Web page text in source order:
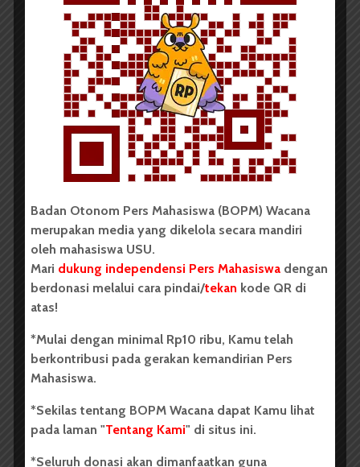
USU,wacana.org/arsip —Fakultas Keperawatan
(FKep) tidak mengirimkan delegasi untuk mengikuti
seleksi mahasiswa berprestasi (mawapres) tingkat
USU 2013 untuk tingkat DIII. Hal ini dibenarkan Dekan
FKep Dedi Ardinata, Senin (15/4). Menurutnya hal ini
disebabkan persiapan yang belum matang baik dari
pihak fakultas maupun mahasiswanya sendiri.
Dedi mengatakan pemberitahuan mengenai adanya
satu penyebabnya. Pemberitahuan yang diterima
sekitar kurang satu bulan dari hari seleksi sehingga
menyulitkan mereka untuk mempersiapkan diri. “Kami
mempersiapkan mawapres itu bukan satu-dua bulan,
tapi selama setahun,” tambahnya.
Ikhsanuddin Ahmad mengungkapkan persiapan
fakultas untuk mempersiapkan mahasiswa jenjang DIII
untuk mengikuti seleksi mawapres kurang. Mengingat
mawapres adalah mahasiswa S-1. Apalagi mahasiswa
DIII FKep yang akan diikutsertakan mengikuti seleksi
mawapres adalah mahasiswa semester empat.
Badan Otonom Pers Mahasiswa (BOPM) Wacana
merupakan media yang dikelola secara mandiri
oleh mahasiswa USU.
Mari dukung independensi Pers Mahasiswa dengan
berdonasi melalui cara pindai/tekan kode QR di
atas!
*Mulai dengan minimal Rp10 ribu, Kamu telah
berkontribusi pada gerakan kemandirian Pers
Mahasiswa.
*Sekilas tentang BOPM Wacana dapat Kamu lihat
pada laman "Tentang Kami" di situs ini.
*Seluruh donasi akan dimanfaatkan guna